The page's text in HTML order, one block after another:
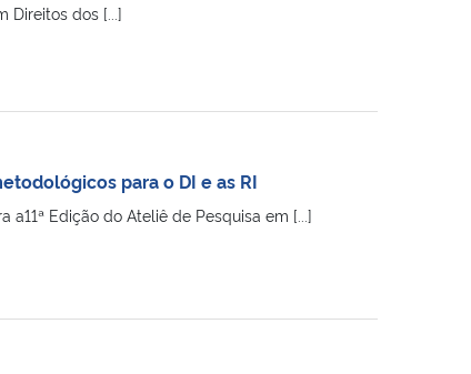
dos [...]
para o DI e as RI
Edição do Ateliê de Pesquisa em [...]